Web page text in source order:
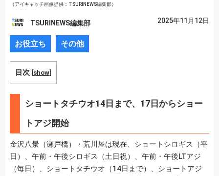
（アイキャッチ画像提供：TSURINEWS編集部）
TSURINEWS編集部 2025年11月12日
お役立ち その他
目次 [show]
ショートタチウオ14日まで、17日からショー
トアジ開始
金沢八景（瀬戸橋）・荒川屋は現在、ショートシロギス（平
日）、午前・午後シロギス（土日祝）、午前・午後LTアジ
（毎日）、ショートタチウオ（14日まで）、ショートアジ